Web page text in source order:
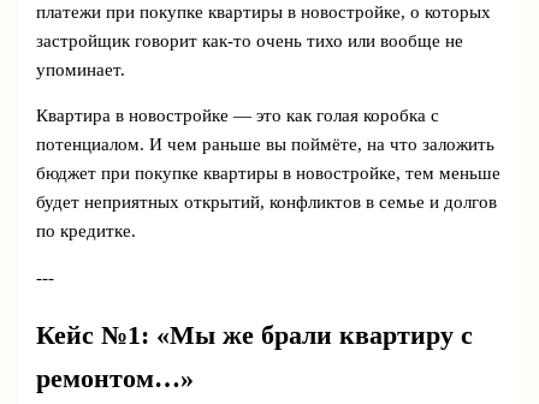
платежи при покупке квартиры в новостройке, о которых
застройщик говорит как-то очень тихо или вообще не
упоминает.
Квартира в новостройке — это как голая коробка с
потенциалом. И чем раньше вы поймёте, на что заложить
бюджет при покупке квартиры в новостройке, тем меньше
будет неприятных открытий, конфликтов в семье и долгов
по кредитке.
---
Кейс №1: «Мы же брали квартиру с
ремонтом…»